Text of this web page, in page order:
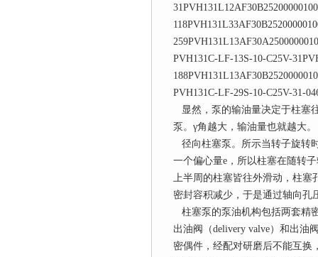
PVH131C-LF-13S-10-C25V-
PVH131C-LF-29S-10-C25V-31-
显然，泵的输油量决定于柱塞
泵。γ角越大，输油量也就越大。
径向柱塞泵。所示当转子旋转
一个偏心量е，所以柱塞在随转
上半周的柱塞皆往外滑动，柱塞
密封容积减少，于是通过轴向孔
柱塞泵的泵油机构包括两套精
出油阀（delivery valve）和出油
密偶件，经配对研磨后不能互换